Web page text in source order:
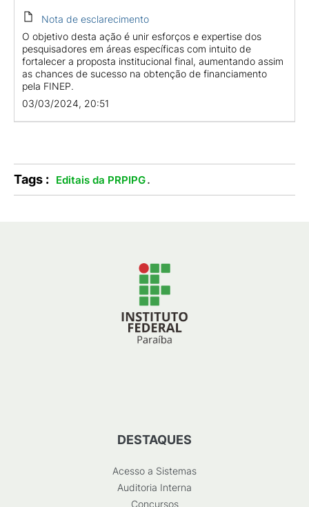
Nota de esclarecimento
O objetivo desta ação é unir esforços e expertise dos
pesquisadores em áreas específicas com intuito de
fortalecer a proposta institucional final, aumentando assim
as chances de sucesso na obtenção de financiamento
pela FINEP.
03/03/2024, 20:51
Tags : Editais da PRPIPG.
DESTAQUES
Acesso a Sistemas
Auditoria Interna
Concursos